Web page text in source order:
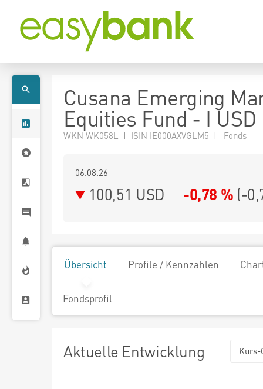
Cusana Emerging
Equities Fund - I USD
WKN WK058L | ISIN IE000AXVGLM5 | Fonds
06.08.26
100,51 USD -0,78 % (-
Übersicht Profile / Kennzahlen
Fondsprofil
Aktuelle Entwicklung Kurs-